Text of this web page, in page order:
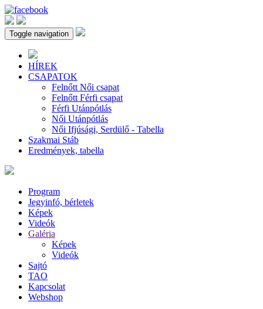
Toggle navigation
HÍREK
CSAPATOK
Felnőtt Női csapat
Felnőtt Férfi csapat
Férfi Utánpótlás
Női Utánpótlás
Női Ifjúsági, Serdülő - Tabella
Szakmai Stáb
Eredmények, tabella
Program
Jegyinfó, bérletek
Képek
Videók
Galéria
Képek
Videók
Sajtó
TAO
Kapcsolat
Webshop